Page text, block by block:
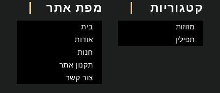
קטגוריות
מזוזות
תפילין
מפת אתר
בית
אודות
חנות
תקנון אתר
צור קשר